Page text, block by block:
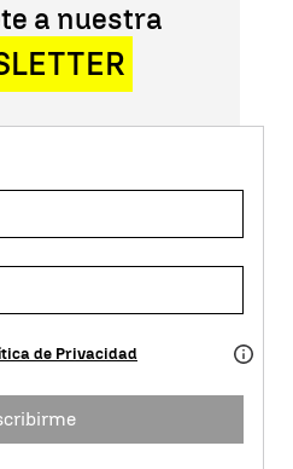
a nuestra
de Privacidad